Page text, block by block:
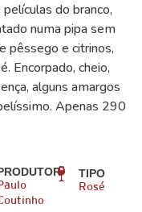
do branco,
numa pipa sem
pêssego e citrinos,
Encorpado, cheio,
alguns amargos
Apenas 290
TIPO
Rosé